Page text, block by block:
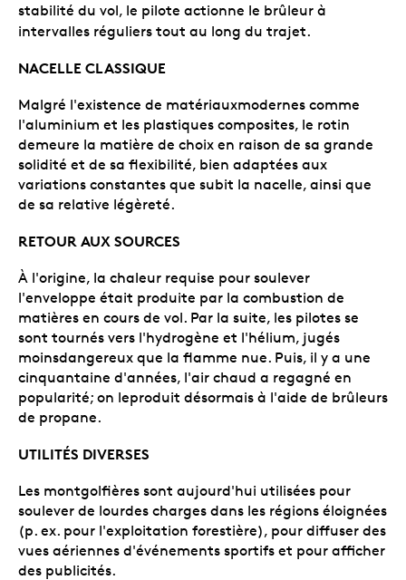
stabilité du vol, le pilote actionne le brûleur à
intervalles réguliers tout au long du trajet.
NACELLE CLASSIQUE
Malgré l'existence de matériauxmodernes comme
l'aluminium et les plastiques composites, le rotin
demeure la matière de choix en raison de sa grande
solidité et de sa flexibilité, bien adaptées aux
variations constantes que subit la nacelle, ainsi que
de sa relative légèreté.
RETOUR AUX SOURCES
À l'origine, la chaleur requise pour soulever
l'enveloppe était produite par la combustion de
matières en cours de vol. Par la suite, les pilotes se
sont tournés vers l'hydrogène et l'hélium, jugés
moinsdangereux que la flamme nue. Puis, il y a une
cinquantaine d'années, l'air chaud a regagné en
popularité; on leproduit désormais à l'aide de brûleurs
de propane.
UTILITÉS DIVERSES
Les montgolfières sont aujourd'hui utilisées pour
soulever de lourdes charges dans les régions éloignées
(p. ex. pour l'exploitation forestière), pour diffuser des
vues aériennes d'événements sportifs et pour afficher
des publicités.